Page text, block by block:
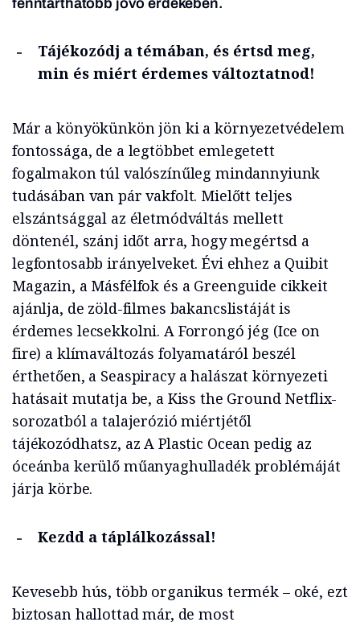
fenntarthatóbb jövő érdekében.
Tájékozódj a témában, és értsd meg,
min és miért érdemes változtatnod!
Már a könyökünkön jön ki a környezetvédelem
fontossága, de a legtöbbet emlegetett
fogalmakon túl valószínűleg mindannyiunk
tudásában van pár vakfolt. Mielőtt teljes
elszántsággal az életmódváltás mellett
döntenél, szánj időt arra, hogy megértsd a
legfontosabb irányelveket. Évi ehhez a Quibit
Magazin, a Másfélfok és a Greenguide cikkeit
ajánlja, de zöld-filmes bakancslistáját is
érdemes lecsekkolni. A Forrongó jég (Ice on
fire) a klímaváltozás folyamatáról beszél
érthetően, a Seaspiracy a halászat környezeti
hatásait mutatja be, a Kiss the Ground Netflix-
sorozatból a talajerózió miértjétől
tájékozódhatsz, az A Plastic Ocean pedig az
óceánba kerülő műanyaghulladék problémáját
járja körbe.
Kezdd a táplálkozással!
Kevesebb hús, több organikus termék – oké, ezt
biztosan hallottad már, de most